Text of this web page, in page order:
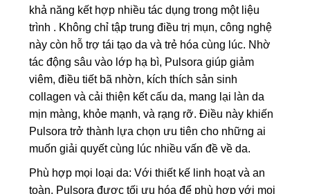
khả năng kết hợp nhiều tác dụng trong một liệu
trình . Không chỉ tập trung điều trị mụn, công nghệ
này còn hỗ trợ tái tạo da và trẻ hóa cùng lúc. Nhờ
tác động sâu vào lớp hạ bì, Pulsora giúp giảm
viêm, điều tiết bã nhờn, kích thích sản sinh
collagen và cải thiện kết cấu da, mang lại làn da
mịn màng, khỏe mạnh, và rạng rỡ. Điều này khiến
Pulsora trở thành lựa chọn ưu tiên cho những ai
muốn giải quyết cùng lúc nhiều vấn đề về da.
Phù hợp mọi loại da: Với thiết kế linh hoạt và an
toàn, Pulsora được tối ưu hóa để phù hợp với mọi